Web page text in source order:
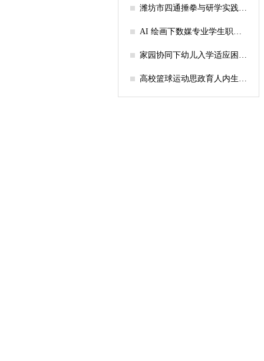
课堂”为介入载体
潍坊市四通捶拳与研学实践教
AI 绘画下数媒专业学生职业
家园协同下幼儿入学适应困难
高校篮球运动思政育人内生逻